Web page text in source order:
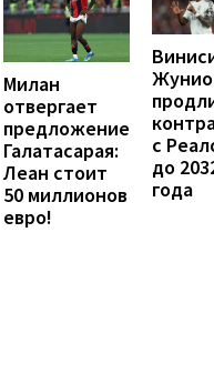
Милан
отвергает
предложение
Галатасарая:
Леан стоит
50 миллионов
евро!
с
до
года